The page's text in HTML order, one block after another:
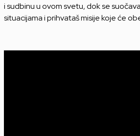
i sudbinu u ovom svetu, dok se
situacijama i prihvataš misije koje će